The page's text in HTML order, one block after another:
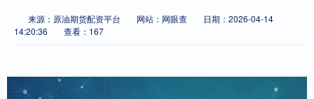
来源：原油期货配资平台 网站：网眼查
日期：2026-04-14
14:20:36
查看：167